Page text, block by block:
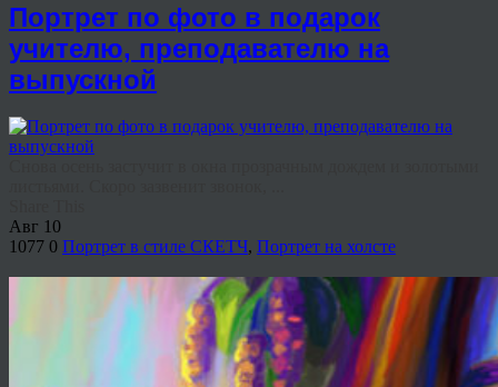
Портрет по фото в подарок
учителю, преподавателю на
выпускной
Авг 10
1077 0 Портрет в стиле СКЕТЧ, Портрет на холсте